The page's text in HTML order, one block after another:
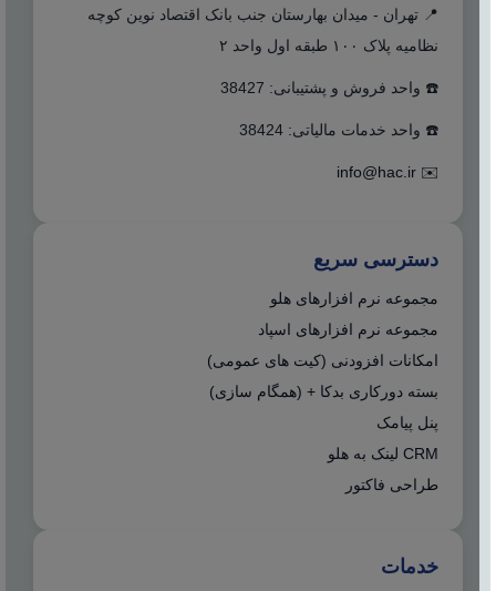
📍 تهران - میدان بهارستان جنب بانک اقتصاد نوین کوچه
نظامیه پلاک ۱۰۰ طبقه اول واحد ۲
☎️ واحد فروش و پشتیبانی: 38427
☎️ واحد خدمات مالیاتی: 38424
✉️
info@hac.ir
دسترسی سریع
مجموعه نرم افزارهای هلو
مجموعه نرم افزارهای اسپاد
امکانات افزودنی (کیت های عمومی)
بسته دورکاری بدکا + (همگام سازی)
پنل پیامک
CRM لینک به هلو
طراحی فاکتور
خدمات